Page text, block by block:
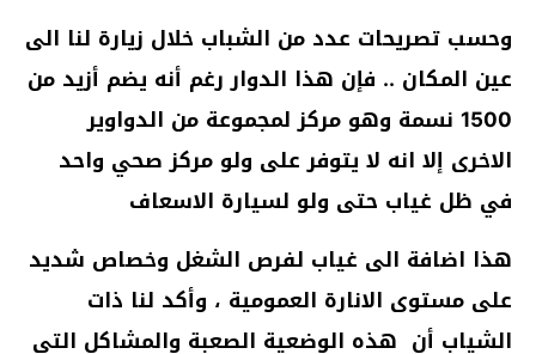
وحسب تصريحات عدد من الشباب خلال زيارة لنا الى
عين المكان .. فإن هذا الدوار رغم أنه يضم أزيد من
1500 نسمة وهو مركز لمجموعة من الدواوير
الاخرى إلا انه لا يتوفر على ولو مركز صحي واحد
في ظل غياب حتى ولو لسيارة الاسعاف
هذا اضافة الى غياب لفرص الشغل وخصاص شديد
على مستوى الانارة العمومية ، وأكد لنا ذات
الشياب أن هذه الوضعية الصعبة والمشاكل التي